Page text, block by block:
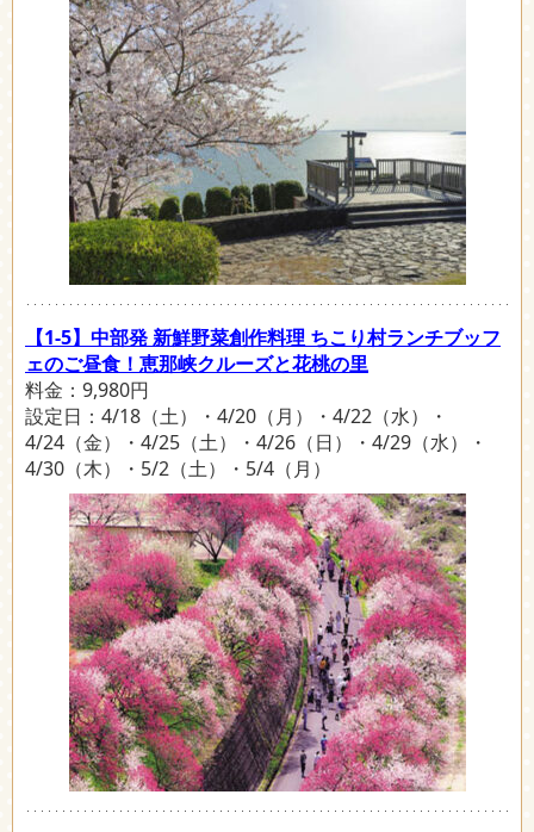
【1-5】中部発 新鮮野菜創作料理 ちこり村ランチブッフ
ェのご昼食！恵那峡クルーズと花桃の里
料金：9,980円
設定日：4/18（土）・4/20（月）・4/22（水）・
4/24（金）・4/25（土）・4/26（日）・4/29（水）・
4/30（木）・5/2（土）・5/4（月）